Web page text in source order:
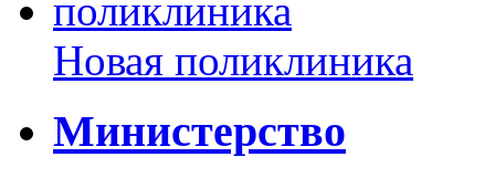
Новая поликлиника
Министерство